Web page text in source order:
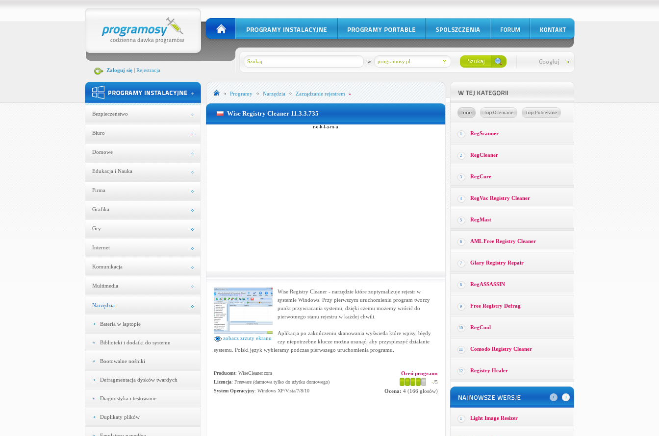
Zaloguj się| Rejestracja
programosy.pl
w
Bezpieczeństwo
Biuro
Domowe
Edukacja i Nauka
Firma
Grafika
Gry
Internet
Komunikacja
Multimedia
Narzędzia
Bateria w laptopie
Biblioteki i dodatki do systemu
Bootowalne nośniki
Defragmentacja dysków twardych
Diagnostyka i testowanie
Duplikaty plików
Programy Narzędzia Zarządzanie rejestrem
Wise Registry Cleaner 11.3.3.735
zobacz zrzuty ekranu
Wise Registry Cleaner - narzędzie które zoptymalizuje rejestr w
systemie Windows. Przy pierwszym uruchomieniu program tworzy
punkt przywracania systemu, dzięki czemu możemy wrócić do
pierwotnego stanu rejestru w każdej chwili.
Aplikacja po zakończeniu skanowania wyświetla które wpisy, błędy
czy niepotrzebne klucze można usunąć, aby przyspieszyć działanie
systemu. Polski język wybieramy podczas pierwszego uruchomienia programu.
Producent: WiseCleaner.com
Licencja: Freeware (darmowa tylko do użytku domowego)
System Operacyjny: Windows XP/Vista/7/8/10
Oceń program:
-/5
Ocena: 4(166 głosów)
1 RegScanner
2 RegCleaner
3 RegCure
4 RegVac Registry Cleaner
5 RegMast
6 AML Free Registry Cleaner
7 Glary Registry Repair
8 RegASSASSIN
9 Free Registry Defrag
10 RegCool
11 Comodo Registry Cleaner
12 Registry Healer
1 Light Image Resizer